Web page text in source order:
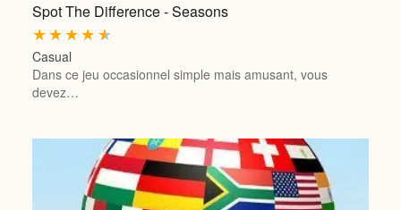
Spot The Difference - Seasons
★
★
★
★
★
Casual
Dans ce jeu occasionnel simple mais amusant, vous
devez…